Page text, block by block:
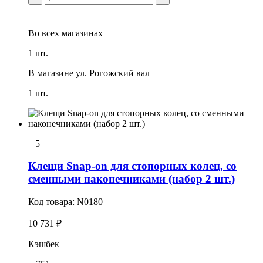
Во всех магазинах
1 шт.
В магазине ул. Рогожский вал
1 шт.
5
Клещи Snap-on для стопорных колец, со
сменными наконечниками (набор 2 шт.)
Код товара: N0180
10 731 ₽
Кэшбек